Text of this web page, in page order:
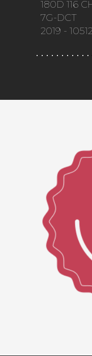
180D 116
7G-DCT
2019 -